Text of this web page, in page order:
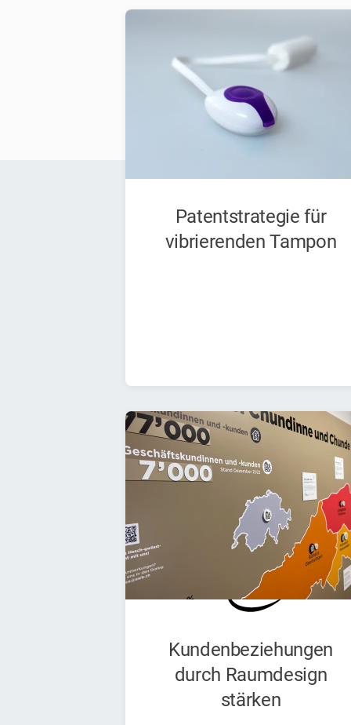
Patentstrategie für
vibrierenden Tampon
Kundenbeziehungen
durch Raumdesign
stärken